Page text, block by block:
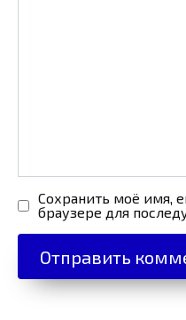
Сохранить моё имя,
браузере для